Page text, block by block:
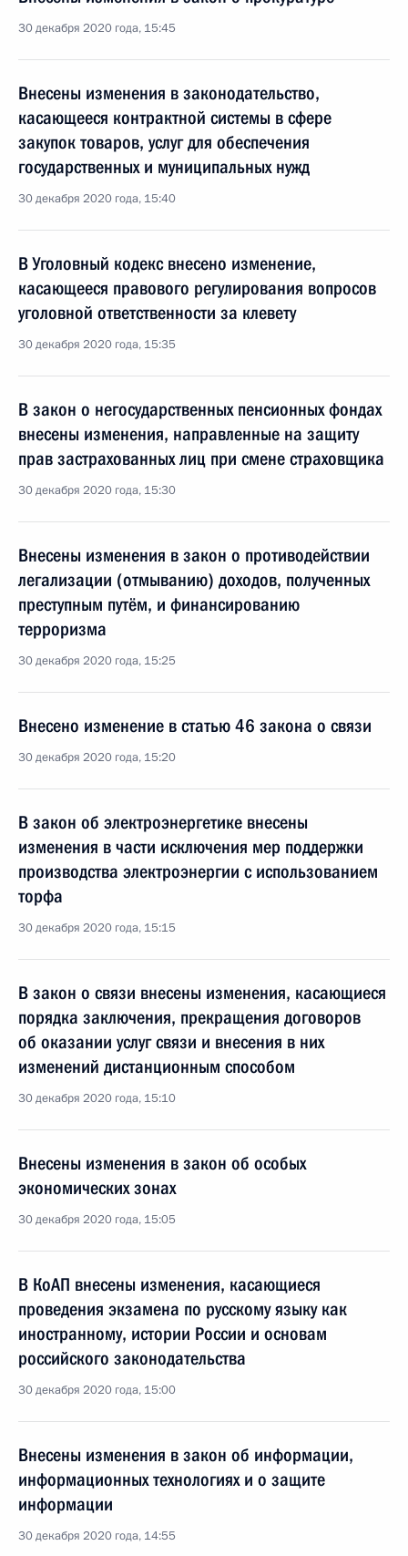
30 декабря 2020 года, 15:45
Внесены изменения в законодательство,
касающееся контрактной системы в сфере
закупок товаров, услуг для обеспечения
государственных и муниципальных нужд
30 декабря 2020 года, 15:40
В Уголовный кодекс внесено изменение,
касающееся правового регулирования вопросов
уголовной ответственности за клевету
30 декабря 2020 года, 15:35
В закон о негосударственных пенсионных фондах
внесены изменения, направленные на защиту
прав застрахованных лиц при смене страховщика
30 декабря 2020 года, 15:30
Внесены изменения в закон о противодействии
легализации (отмыванию) доходов, полученных
преступным путём, и финансированию
терроризма
30 декабря 2020 года, 15:25
Внесено изменение в статью 46 закона о связи
30 декабря 2020 года, 15:20
В закон об электроэнергетике внесены
изменения в части исключения мер поддержки
производства электроэнергии с использованием
торфа
30 декабря 2020 года, 15:15
В закон о связи внесены изменения, касающиеся
порядка заключения, прекращения договоров
об оказании услуг связи и внесения в них
изменений дистанционным способом
30 декабря 2020 года, 15:10
Внесены изменения в закон об особых
экономических зонах
30 декабря 2020 года, 15:05
В КоАП внесены изменения, касающиеся
проведения экзамена по русскому языку как
иностранному, истории России и основам
российского законодательства
30 декабря 2020 года, 15:00
Внесены изменения в закон об информации,
информационных технологиях и о защите
информации
30 декабря 2020 года, 14:55